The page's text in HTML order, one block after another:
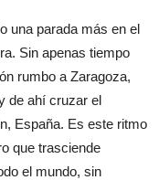
una parada más en el
Sin apenas tiempo
rumbo a Zaragoza,
de ahí cruzar el
España. Es este ritmo
que trasciende
el mundo, sin